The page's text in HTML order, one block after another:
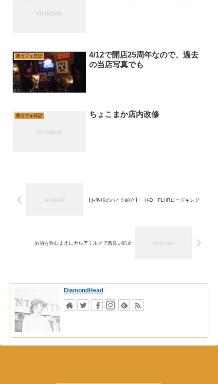
夜カフェ日記
4/12で開店25周年なので、過去
の当店写真でも
夜カフェ日記 ちょこまか店内改修
【お客様のバイク紹介】 H-D FLHRロードキング
お酒を飲むまえにカルアミルクで悪良い防止
DiamondHead